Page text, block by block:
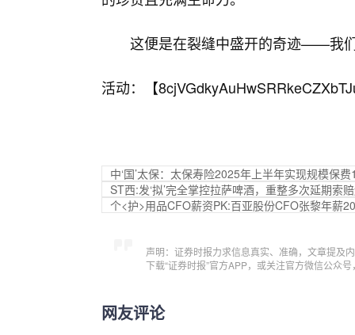
这便是在裂缝中盛开的奇迹——我
活动：【
中‘国’太保：太保寿险2025年上半年实现规模保
ST西:发‘拟’完全掌控拉萨啤酒，重整多次延期索
个<护>用品CFO薪资PK:百亚股份CFO张黎年薪
声明：证券时报力求信息真实、准确，文章提及
下载“证券时报”官方APP，或关注官方微信公众
网友评论